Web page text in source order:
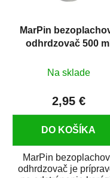
MarPin
odhrdzovač 500 ml
Na sklade
2,95 €
DO KOŠÍKA
MarPin
odhrdzovač je